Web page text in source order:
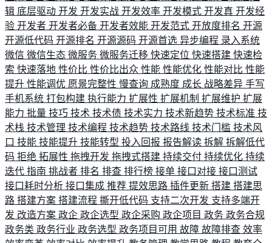
辑 底层驱动 开发 开发实战 开发效率 开发模式 开发真 开发经
验 开发者 开发者必备 开发者效能 开发范式 开放度排名 开源
开源低代码 开源排名 开源源码 开源首选 异步编程 录入系统
微信 微信生态 微服务 微服务迁移 快速定位 快速搭建 快速检
索 快速落地 性价比 性价比出众 性能 性能优化 性能对比 性能
提升 性能调优 愿景完整性 慢查询 成熟度 成长 战略差异 手写
手机系统 打包构建 执行能力 扩展性 扩展机制 扩展维护 扩展
能力 批量 技巧 技术 技术债 技术实力 技术新趋势 技术标准 技
术栈 技术管理 技术编程 技术趋势 技术路线 技术门槛 技术风
口 技能 技能提升 技能转型 投入回报 报告解读 拆解 拆解低代
码 拒绝 拓展性 拖拽开发 拖拽式搭建 持续交付 持续优化 持续
迭代 指南 挑战者 排名 排查 排行榜 接单 接口对接 接口测试
接口耗时分析 接口集成 推荐 提效思路 插件更新 搭建 搭建思
路 搭建方案 搭建流程 撕开低代码 支持二次开发 支持多端开
发 改造方案 政企 政企选型 政企采购 政企项目 政务 政务合规
政务类 政务行业 政务选型 政务项目可用 故障 故障排查 效率